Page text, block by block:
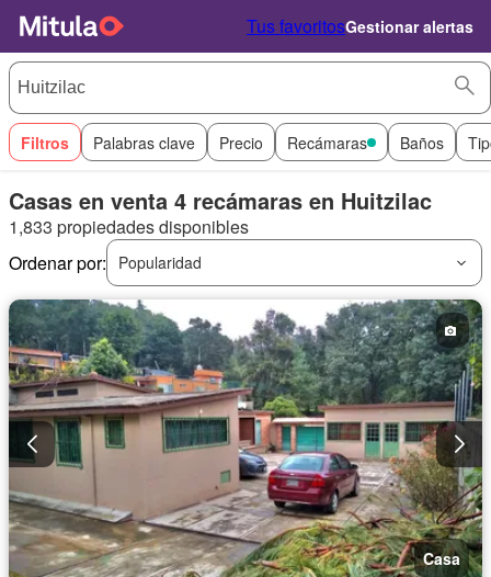
Tus favoritosGestionar alertas
Filtros Palabras clave Precio Recámaras Baños
Casas en venta 4 recámaras en Huitzilac
1,833 propiedades disponibles
Ordenar por:
Popularidad
Casa